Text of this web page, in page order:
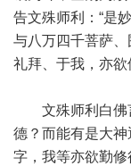
告文殊师利：“是
与八万四千菩萨、
礼拜、于我，亦欲
文殊师利白佛言
德？而能有是大
字，我等亦欲勤